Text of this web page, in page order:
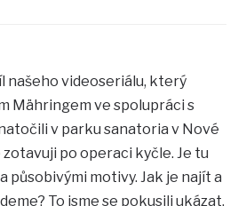
našeho videoseriálu, který
Mähringem ve spolupráci s
v parku sanatoria v Nové
zotavuji po operaci kyčle. Je tu
působivými motivy. Jak je najít a
To jsme se pokusili ukázat.